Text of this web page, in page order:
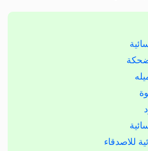
للاصدقاء